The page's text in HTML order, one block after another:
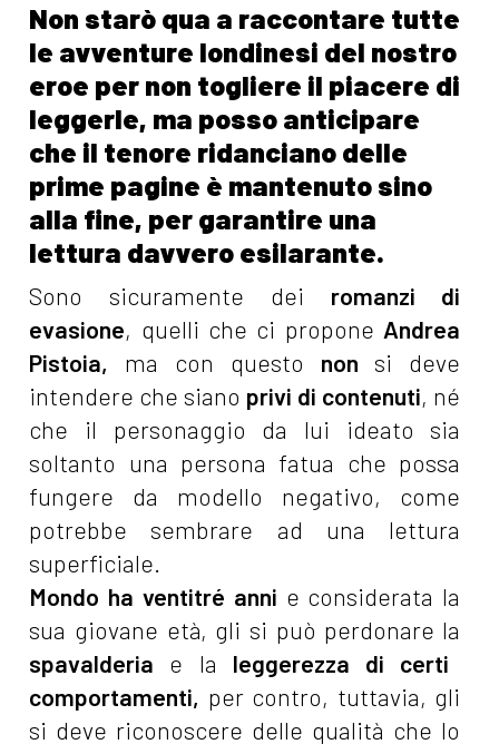
Non starò qua a raccontare tutte
le avventure londinesi del nostro
eroe per non togliere il piacere di
leggerle, ma posso anticipare
che il tenore ridanciano delle
prime pagine è mantenuto sino
alla fine, per garantire una
lettura davvero esilarante.
Sono sicuramente dei romanzi di
evasione, quelli che ci propone Andrea
Pistoia, ma con questo non si deve
intendere che siano privi di contenuti, né
che il personaggio da lui ideato sia
soltanto una persona fatua che possa
fungere da modello negativo, come
potrebbe sembrare ad una lettura
superficiale.
Mondo ha ventitré anni e considerata la
sua giovane età, gli si può perdonare la
spavalderia e la leggerezza di certi
comportamenti, per contro, tuttavia, gli
si deve riconoscere delle qualità che lo